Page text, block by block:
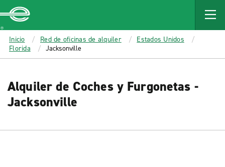
MAIN
CONTENT
Enterprise
Inicio Red de oficinas de alquiler
Estados Unidos
Florida
Jacksonville
Alquiler de Coches y Furgonetas -
Jacksonville